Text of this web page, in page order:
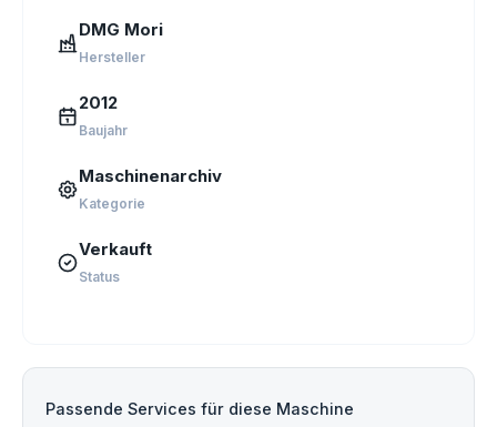
DMG Mori
Hersteller
2012
Baujahr
Maschinenarchiv
Kategorie
Verkauft
Status
Passende Services für diese Maschine